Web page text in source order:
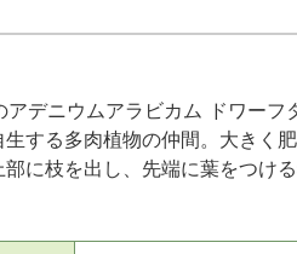
デニウムアラビカム ドワーフ
する多肉植物の仲間。大きく
に枝を出し、先端に葉をつけ